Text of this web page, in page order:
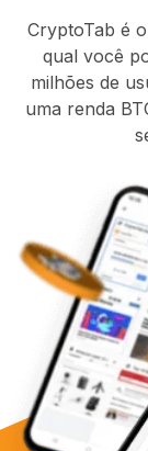
CryptoTab é
qual você
milhões de
uma renda